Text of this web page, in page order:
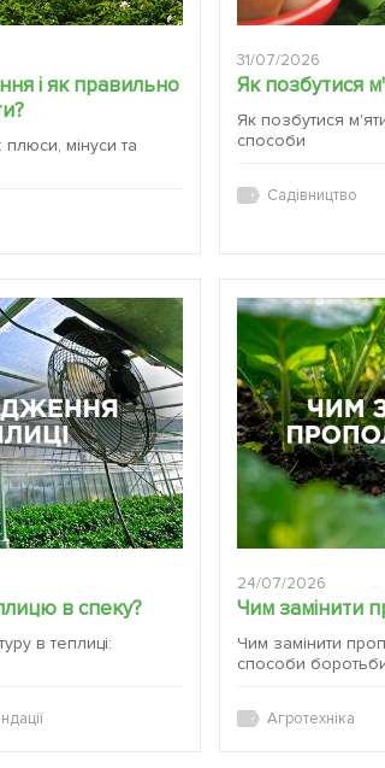
і як правильно
мінуси та
31/07/2026
Як позбутися
Як позбутися
способи
Садівництво
в спеку?
в теплиці:
24/07/2026
Чим замінити
Чим замінити
способи
Агротехніка